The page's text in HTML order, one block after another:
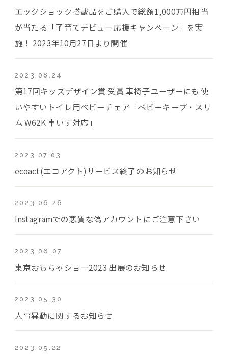
エッグショック搭載品をご購入で総額1,000万円相当
が当たる「子育てデビュー応援キャンペーン」を実
施！ 2023年10月27日より開催
2023.08.24
第17回キッズデザイン賞 受賞 車椅子ユーザーにも使
いやすいトイレ用ベビーチェア「ベビーキープ・スリ
ム W62K 車いす対応」
2023.07.03
ecoact(エコアクト)サービス終了のお知らせ
2023.06.26
Instagramでの悪質な偽アカウントにご注意下さい
2023.06.07
東京おもちゃショー2023 出展のお知らせ
2023.05.30
人事異動に関するお知らせ
2023.05.22